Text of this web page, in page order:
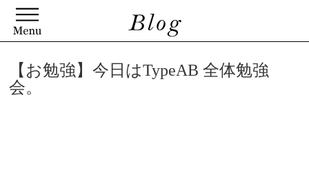
【お勉強】今日はTypeAB 全体勉強
会。